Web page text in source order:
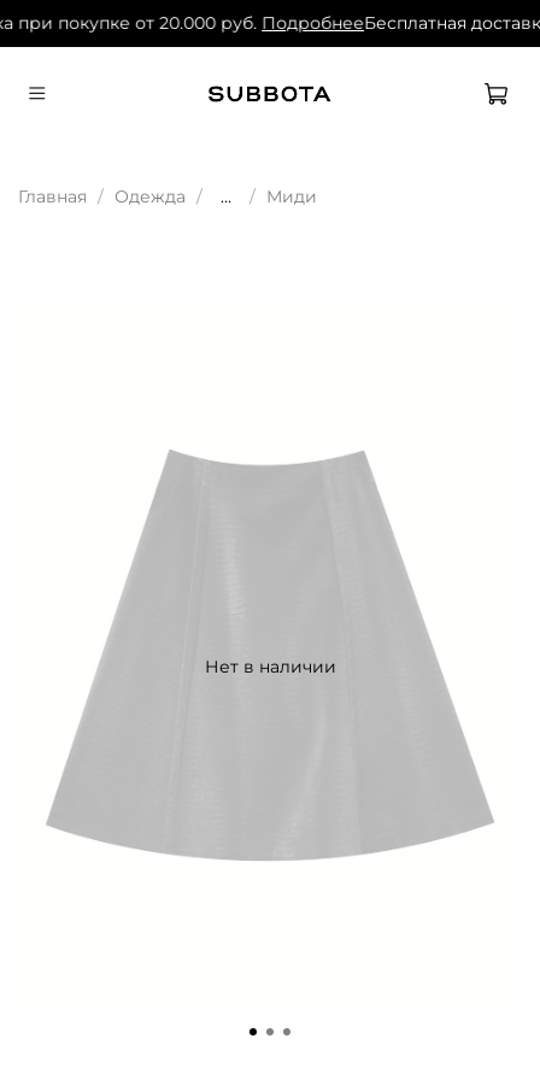
при покупке от 20.000 руб. ПодробнееБесплатная
Главная Одежда ... Миди
Нет в наличии